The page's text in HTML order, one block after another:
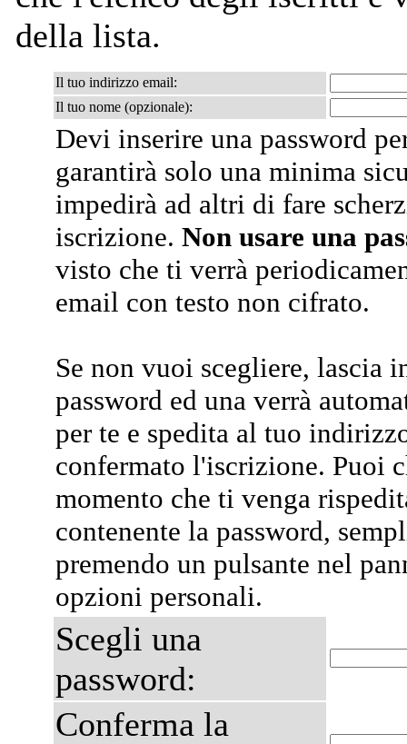
della lista.
Il tuo indirizzo email:
Il tuo nome (opzionale):
Devi inserire una password
garantirà solo una minima
impedirà ad altri di fare
iscrizione. Non usare una
visto che ti verrà
email con testo non cifrato.
Se non vuoi scegliere, lascia
password ed una verrà
per te e spedita al tuo
confermato l'iscrizione. Puoi
momento che ti venga
contenente la password,
premendo un pulsante nel
opzioni personali.
Scegli una
password:
Conferma la